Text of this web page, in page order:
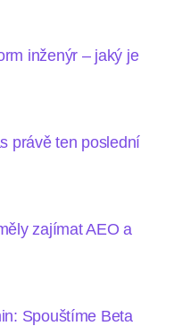
inženýr – jaký je
právě ten poslední
zajímat AEO a
Spouštíme Beta